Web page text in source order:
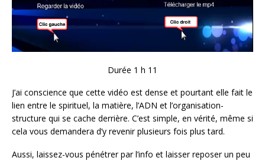
Durée 1 h 11
J’ai conscience que cette vidéo est dense et pourtant elle fait le
lien entre le spirituel, la matière, l’ADN et l’organisation-
structure qui se cache derrière. C’est simple, en vérité, même si
cela vous demandera d’y revenir plusieurs fois plus tard.
Aussi, laissez-vous pénétrer par l’info et laisser reposer un peu